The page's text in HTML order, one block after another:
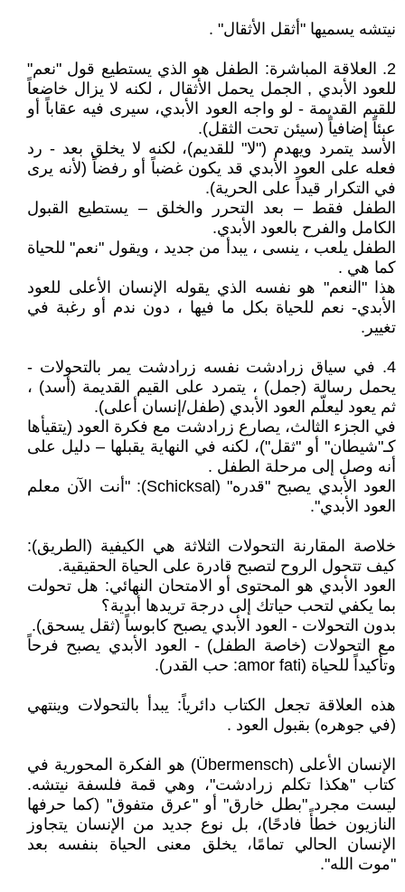
نيتشه يسميها "أثقل الأثقال" .
2. العلاقة المباشرة: الطفل هو الذي يستطيع قول "نعم"
للعود الأبدي , الجمل يحمل الأثقال ، لكنه لا يزال خاضعاً
للقيم القديمة - لو واجه العود الأبدي، سيرى فيه عقاباً أو
عبئاً إضافياً (سيئن تحت الثقل).
الأسد يتمرد ويهدم ("لا" للقديم)، لكنه لا يخلق بعد - رد
فعله على العود الأبدي قد يكون غضباً أو رفضاً (لأنه يرى
في التكرار قيداً على الحرية).
الطفل فقط – بعد التحرر والخلق – يستطيع القبول
الكامل والفرح بالعود الأبدي.
الطفل يلعب ، ينسى ، يبدأ من جديد ، ويقول "نعم" للحياة
كما هي .
هذا "النعم" هو نفسه الذي يقوله الإنسان الأعلى للعود
الأبدي- نعم للحياة بكل ما فيها ، دون ندم أو رغبة في
تغيير.
4. في سياق زرادشت نفسه زرادشت يمر بالتحولات -
يحمل رسالة (جمل) ، يتمرد على القيم القديمة (أسد) ،
ثم يعود ليعلّم العود الأبدي (طفل/إنسان أعلى).
في الجزء الثالث، يصارع زرادشت مع فكرة العود (يتقيأها
كـ"شيطان" أو "ثقل")، لكنه في النهاية يقبلها – دليل على
أنه وصل إلى مرحلة الطفل .
العود الأبدي يصبح "قدره" (Schicksal): "أنت الآن معلم
العود الأبدي".
خلاصة المقارنة التحولات الثلاثة هي الكيفية (الطريق):
كيف تتحول الروح لتصبح قادرة على الحياة الحقيقية.
العود الأبدي هو المحتوى أو الامتحان النهائي: هل تحولت
بما يكفي لتحب حياتك إلى درجة تريدها أبدية؟
بدون التحولات - العود الأبدي يصبح كابوساً (ثقل يسحق).
مع التحولات (خاصة الطفل) - العود الأبدي يصبح فرحاً
وتأكيداً للحياة (amor fati: حب القدر).
هذه العلاقة تجعل الكتاب دائرياً: يبدأ بالتحولات وينتهي
(في جوهره) بقبول العود .
الإنسان الأعلى (Übermensch) هو الفكرة المحورية في
كتاب "هكذا تكلم زرادشت"، وهي قمة فلسفة نيتشه.
ليست مجرد "بطل خارق" أو "عرق متفوق" (كما حرفها
النازيون خطأً فادحًا)، بل نوع جديد من الإنسان يتجاوز
الإنسان الحالي تمامًا، يخلق معنى الحياة بنفسه بعد
"موت الله".